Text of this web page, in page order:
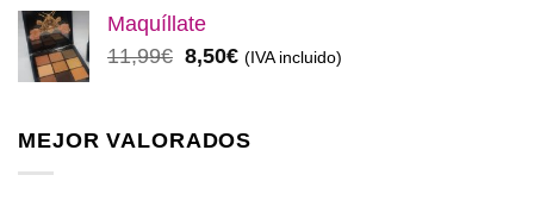
original
32,99€.28,50€.
Maquíllate
11,99€ El
era:
8,50€El
es:
(IVA incluido)
MEJOR VALORADOS